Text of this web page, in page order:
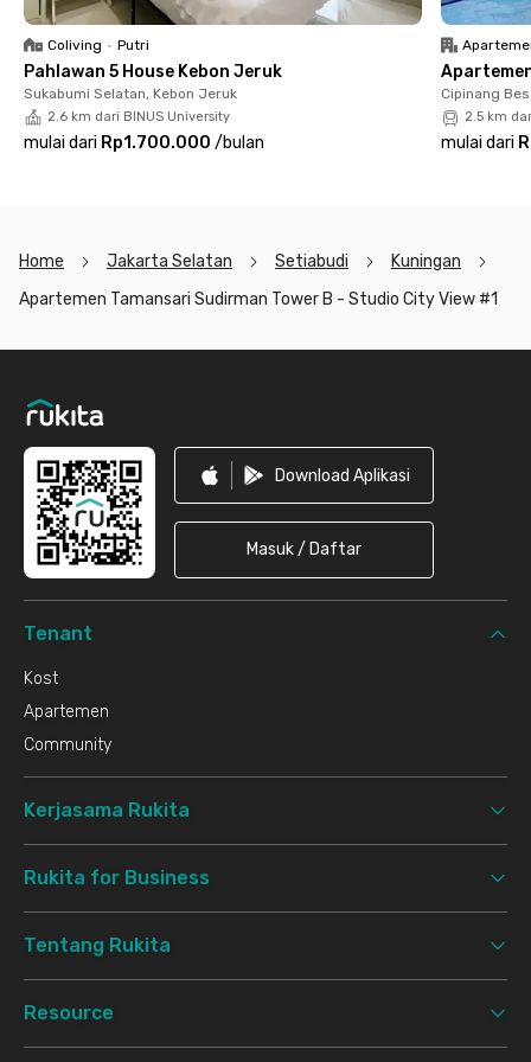
Pokoknya, dijamin kamu akan merasa nyaman dan betah
tinggal di apartemen Jakarta Pusat ini. Tunggu apa lagi? Yuk,
langsung sewa unit apartemennya sekarang juga sebelum
kehabisan!
Coliving • Putri
Pahlawan 5 House Kebon Jeruk
Sukabumi Selatan, Kebon Jeruk
2.6 km dari BINUS University
mulai dari Rp1.700.000 /bulan
Cipinang
2.5 km
mulai dari
Home Jakarta Selatan Setiabudi
Kuningan
Apartemen Tamansari Sudirman Tower B - Studio City View #1
Download Aplikasi
Masuk / Daftar
Tenant
Kost
Apartemen
Community
Kerjasama Rukita
Rukita for Business
Tentang Rukita
Resource